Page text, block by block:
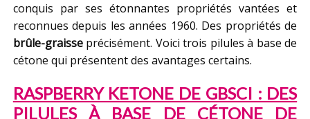
conquis par ses étonnantes propriétés vantées et
reconnues depuis les années 1960. Des propriétés de
brûle-graisseprécisément. Voici trois pilules à base de
cétone qui présentent des avantages certains.
RASPBERRY KETONE DE GBSCI : DES
PILULES À BASE DE CÉTONE DE